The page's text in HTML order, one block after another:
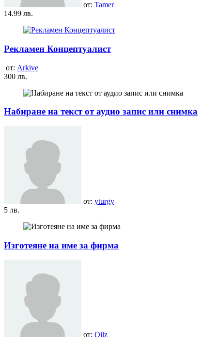
от: Tamer
14.99 лв.
Рекламен Концептуалист
от: Arkive
300 лв.
Набиране на текст от аудио запис или снимка
от: yturgy
5 лв.
Изготеяне на име за фирма
от: Oilz